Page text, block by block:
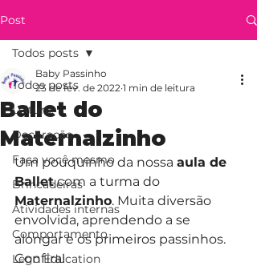
Post
Todos posts
Leitura
Decoração
Faça você mesmo
Brincadeiras
Atividades internas
Comportamento
Lego Education
Todos posts
Ballet do
Maternalzinho
Baby Passinho
23 de fev. de 2022 1 min de leitura
Um pouquinho da nossa aula de
Ballet com a turma do
Maternalzinho. Muita diversão
envolvida, aprendendo a se
alongar e os primeiros passinhos.
Confira!